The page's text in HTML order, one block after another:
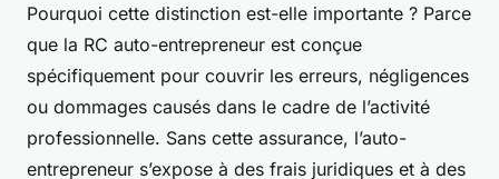
Pourquoi cette distinction est-elle importante ? Parce
que la RC auto-entrepreneur est conçue
spécifiquement pour couvrir les erreurs, négligences
ou dommages causés dans le cadre de l’activité
professionnelle. Sans cette assurance, l’auto-
entrepreneur s’expose à des frais juridiques et à des